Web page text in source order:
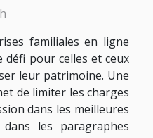
familiales en ligne
pour celles et ceux
leur patrimoine. Une
de limiter les charges
dans les meilleures
dans les paragraphes